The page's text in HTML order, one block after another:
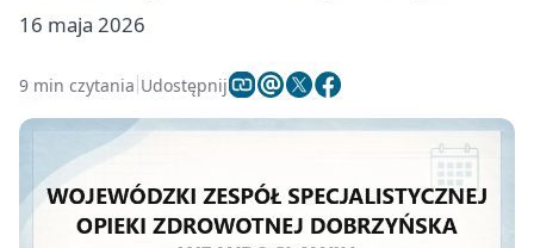
16 maja 2026
9 min czytania Udostępnij